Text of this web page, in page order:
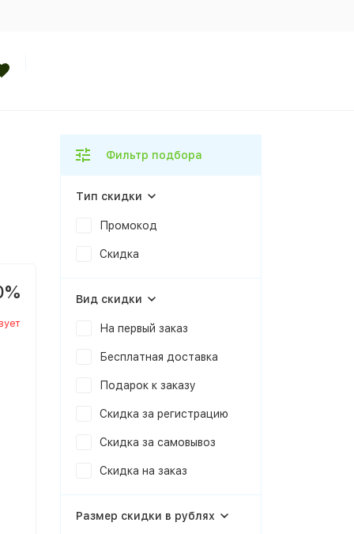
Фильтр подбора
Тип скидки
Промокод
Скидка
Вид скидки
На первый заказ
Бесплатная доставка
Подарок к заказу
Скидка за регистрацию
Скидка за самовывоз
Скидка на заказ
Размер скидки в рублях